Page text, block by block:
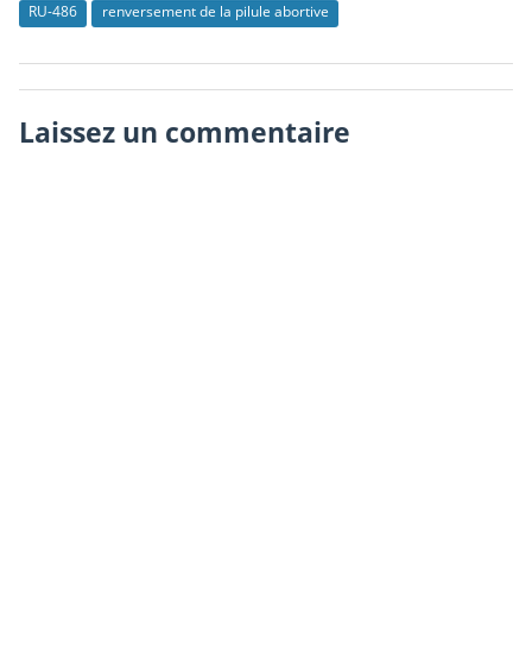
RU-486 renversement de la pilule abortive
Laissez un commentaire